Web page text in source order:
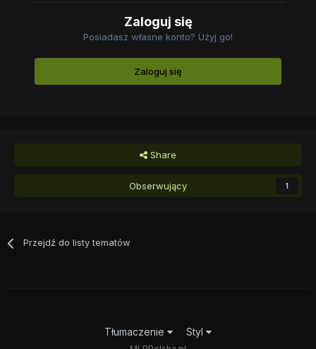
Zaloguj się
Posiadasz własne konto? Użyj go!
Zaloguj się
Share
Obserwujący 1
Przejdź do listy tematów
Tłumaczenie Styl